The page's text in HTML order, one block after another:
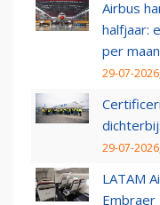
Airbus
halfjaar:
per
29-07-
29-07-
LATAM
Embraer